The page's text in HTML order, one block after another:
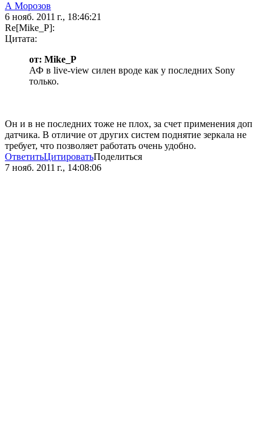
А Морозов
6 нояб. 2011 г., 18:46:21
Re[Mike_P]:
Цитата:
от: Mike_P
АФ в live-view силен вроде как у последних Sony
только.
Он и в не последних тоже не плох, за счет применения доп
датчика. В отличие от других систем поднятие зеркала не
требует, что позволяет работать очень удобно.
ОтветитьЦитироватьПоделиться
7 нояб. 2011 г., 14:08:06